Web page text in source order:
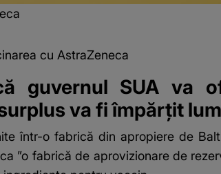
cu AstraZeneca
guvernul SUA va
va fi împărţit
într-o fabrică din apropiere de
”o fabrică de aprovizionare de